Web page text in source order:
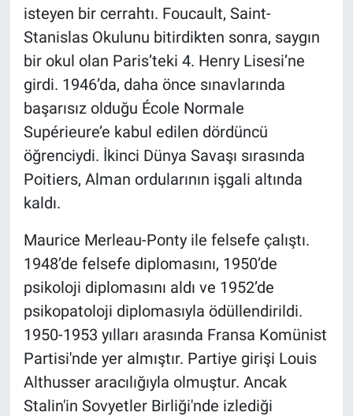
isteyen bir cerrahtı. Foucault, Saint-
Stanislas Okulunu bitirdikten sonra, saygın
bir okul olan Paris’teki 4. Henry Lisesi’ne
girdi. 1946’da, daha önce sınavlarında
başarısız olduğu École Normale
Supérieure’e kabul edilen dördüncü
öğrenciydi. İkinci Dünya Savaşı sırasında
Poitiers, Alman ordularının işgali altında
kaldı.
Maurice Merleau-Ponty ile felsefe çalıştı.
1948’de felsefe diplomasını, 1950’de
psikoloji diplomasını aldı ve 1952’de
psikopatoloji diplomasıyla ödüllendirildi.
1950-1953 yılları arasında Fransa Komünist
Partisi'nde yer almıştır. Partiye girişi Louis
Althusser aracılığıyla olmuştur. Ancak
Stalin'in Sovyetler Birliği'nde izlediği